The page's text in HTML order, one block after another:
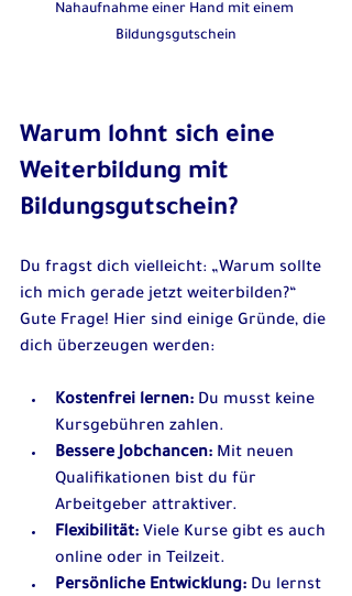
Nahaufnahme einer Hand mit einem
Bildungsgutschein
Warum lohnt sich eine
Weiterbildung mit
Bildungsgutschein?
Du fragst dich vielleicht: „Warum sollte
ich mich gerade jetzt weiterbilden?“
Gute Frage! Hier sind einige Gründe, die
dich überzeugen werden:
Kostenfrei lernen: Du musst keine
Kursgebühren zahlen.
Bessere Jobchancen: Mit neuen
Qualifikationen bist du für
Arbeitgeber attraktiver.
Flexibilität: Viele Kurse gibt es auch
online oder in Teilzeit.
Persönliche Entwicklung: Du lernst